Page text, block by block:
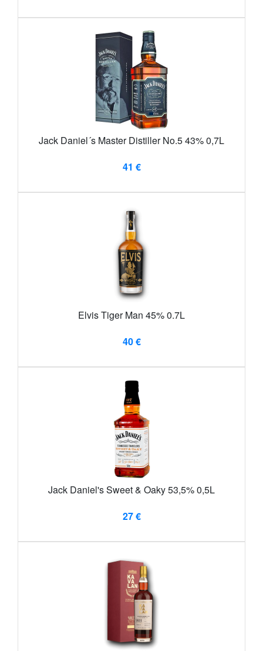
Jack Daniel´s Master Distiller No.5 43% 0,7L
41 €
Elvis Tiger Man 45% 0.7L
40 €
Jack Daniel's Sweet & Oaky 53,5% 0,5L
27 €